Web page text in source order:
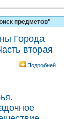
предметов"
Города
вторая
Подробней